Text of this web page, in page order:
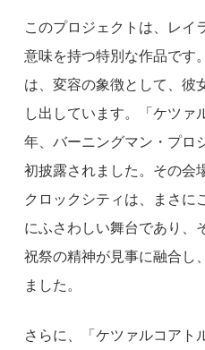
このプロジェクトは、レイ
意味を持つ特別な作品です
は、変容の象徴として、彼
し出しています。「ケツァ
年、バーニングマン・プロ
初披露されました。その会
クロックシティは、まさに
にふさわしい舞台であり、
祝祭の精神が見事に融合し
ました。
さらに、「ケツァルコアト